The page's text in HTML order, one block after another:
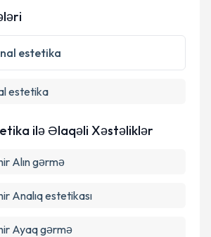
emal edilməsinə dair
Mətnini oxudum və şəxsi
razılıq verirəm.
Təqvim Tələbini Göndər
estetika
estetika
ilə Əlaqəli Xəstəliklər
Alın gərmə
Analıq estetikası
Ayaq gərmə